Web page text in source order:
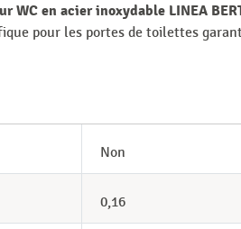
WC en acier inoxydable LINEA
pour les portes de toilettes
Non
0,16